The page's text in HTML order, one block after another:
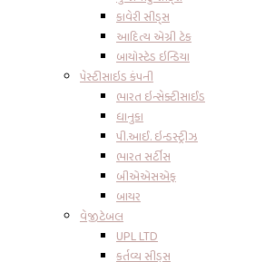
કાવેરી સીડ્સ
આદિત્ય એગ્રી ટેક
બાયોસ્ટેડ ઇન્ડિયા
પેસ્ટીસાઇડ કંપની
ભારત ઇન્સેક્ટીસાઈડ
ધાનુકા
પી.આઈ. ઇન્ડસ્ટ્રીઝ
ભારત સર્ટીસ
બીએએસએફ
બાયર
વેજીટેબલ
UPL LTD
કર્તવ્ય સીડ્સ